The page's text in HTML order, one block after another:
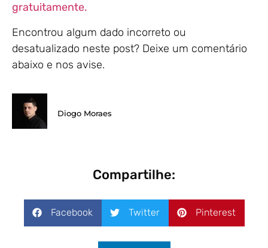
gratuitamente.
Encontrou algum dado incorreto ou
desatualizado neste post? Deixe um comentário
abaixo e nos avise.
Diogo Moraes
Compartilhe:
Facebook Twitter Pinterest